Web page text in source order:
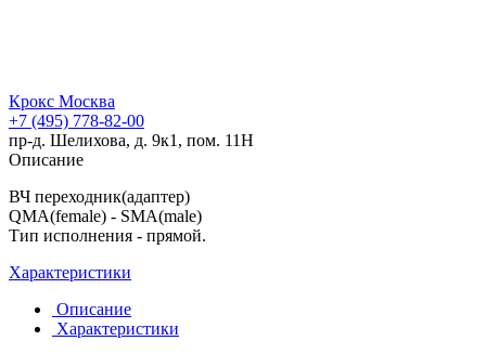
Крокс Москва
+7 (495) 778-82-00
пр-д. Шелихова, д. 9к1, пом. 11Н
Описание
ВЧ переходник(адаптер)
QMA(female) - SMA(male)
Тип исполнения - прямой.
Характеристики
Описание
Характеристики